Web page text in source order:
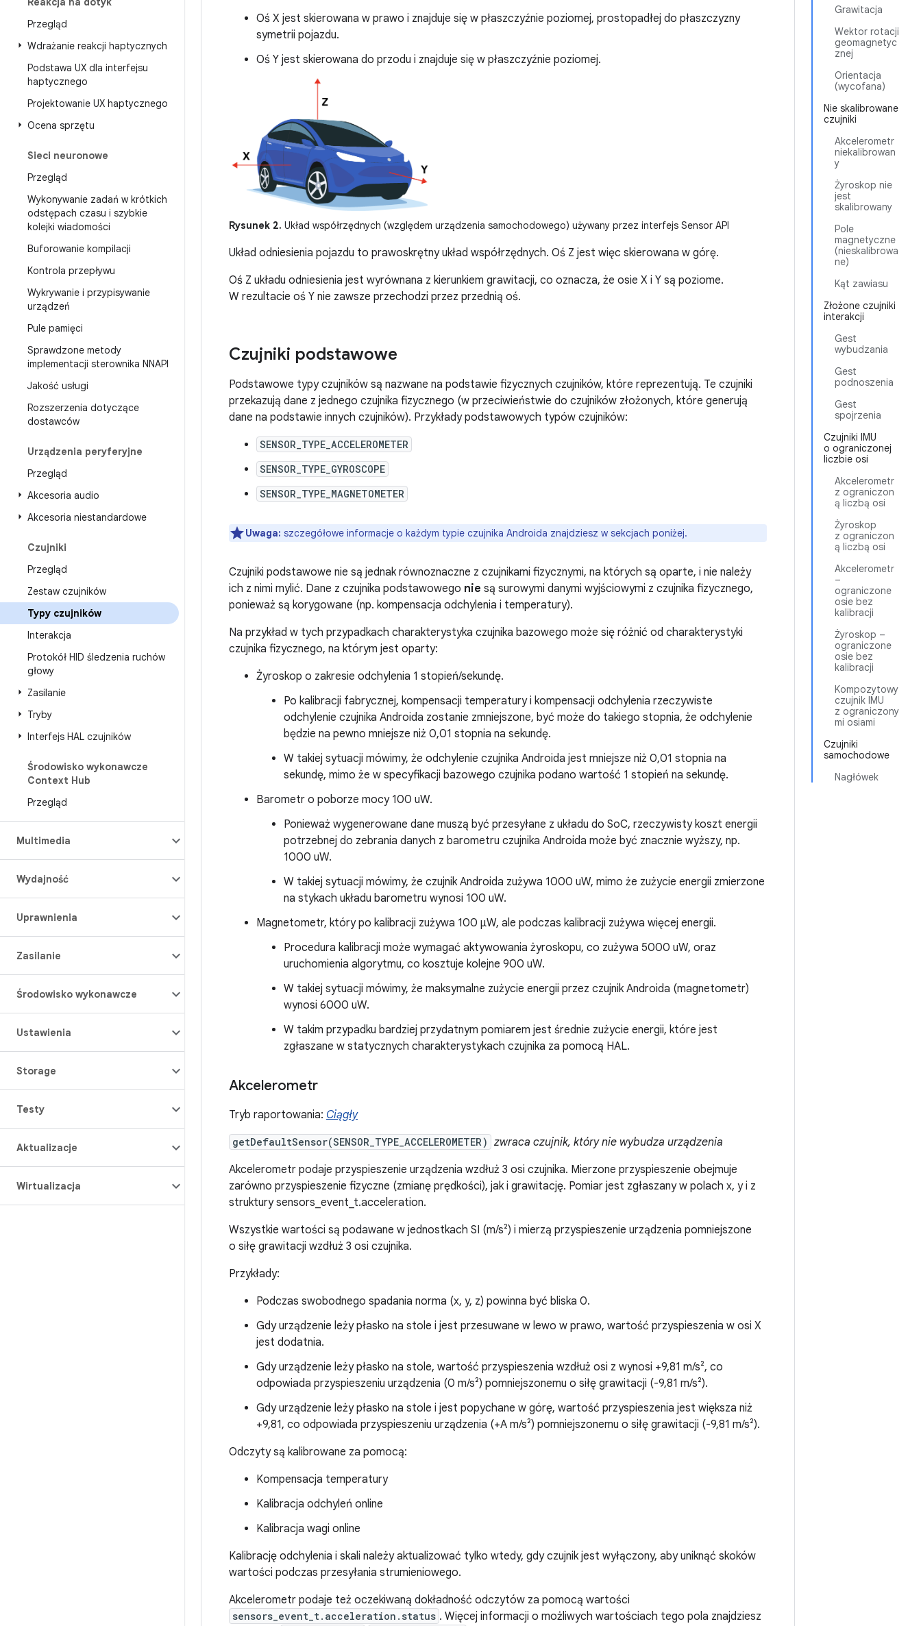
Przegląd
Wdrażanie reakcji haptycznych
Podstawa UX dla interfejsu
haptycznego
Projektowanie UX haptycznego
Ocena sprzętu
Sieci neuronowe
Przegląd
Wykonywanie zadań w krótkich
odstępach czasu i szybkie
kolejki wiadomości
Buforowanie kompilacji
Kontrola przepływu
Wykrywanie i przypisywanie
urządzeń
Pule pamięci
Sprawdzone metody
implementacji sterownika NNAPI
Jakość usługi
Rozszerzenia dotyczące
dostawców
Urządzenia peryferyjne
Przegląd
Akcesoria audio
Akcesoria niestandardowe
Czujniki
Przegląd
Zestaw czujników
Typy czujników
Interakcja
Protokół HID śledzenia ruchów
głowy
Zasilanie
Tryby
Interfejs HAL czujników
Środowisko wykonawcze
Context Hub
Przegląd
Multimedia
Wydajność
Uprawnienia
Zasilanie
Środowisko wykonawcze
Ustawienia
Storage
Testy
Aktualizacje
Wirtualizacja
Grawitacja
Wektor rotacji
geomagnetyc
znej
Orientacja
(wycofana)
Nie skalibrowane
czujniki
Akcelerometr
niekalibrowan
y
Żyroskop nie
jest
skalibrowany
Pole
magnetyczne
(nieskalibrowa
ne)
Kąt zawiasu
Złożone czujniki
interakcji
Gest
wybudzania
Gest
podnoszenia
Gest
spojrzenia
Czujniki IMU
o ograniczonej
liczbie osi
Akcelerometr
z ograniczon
ą liczbą osi
Żyroskop
z ograniczon
ą liczbą osi
Akcelerometr
–
ograniczone
osie bez
kalibracji
Żyroskop –
ograniczone
osie bez
kalibracji
Kompozytowy
czujnik IMU
z ograniczony
mi osiami
Czujniki
samochodowe
Nagłówek
Oś X jest skierowana w prawo i znajduje się w płaszczyźnie poziomej, prostopadłej do płaszczyzny
symetrii pojazdu.
Oś Y jest skierowana do przodu i znajduje się w płaszczyźnie poziomej.
Rysunek 2. Układ współrzędnych (względem urządzenia samochodowego) używany przez interfejs Sensor API
Układ odniesienia pojazdu to prawoskrętny układ współrzędnych. Oś Z jest więc skierowana w górę.
Oś Z układu odniesienia jest wyrównana z kierunkiem grawitacji, co oznacza, że osie X i Y są poziome.
W rezultacie oś Y nie zawsze przechodzi przez przednią oś.
Czujniki podstawowe
Podstawowe typy czujników są nazwane na podstawie fizycznych czujników, które reprezentują. Te czujniki
przekazują dane z jednego czujnika fizycznego (w przeciwieństwie do czujników złożonych, które generują
dane na podstawie innych czujników). Przykłady podstawowych typów czujników:
SENSOR_TYPE_ACCELEROMETER
SENSOR_TYPE_GYROSCOPE
SENSOR_TYPE_MAGNETOMETER
Uwaga: szczegółowe informacje o każdym typie czujnika Androida znajdziesz w sekcjach poniżej.
Czujniki podstawowe nie są jednak równoznaczne z czujnikami fizycznymi, na których są oparte, i nie należy
ich z nimi mylić. Dane z czujnika podstawowego nie są surowymi danymi wyjściowymi z czujnika fizycznego,
ponieważ są korygowane (np. kompensacja odchylenia i temperatury).
Na przykład w tych przypadkach charakterystyka czujnika bazowego może się różnić od charakterystyki
czujnika fizycznego, na którym jest oparty:
Żyroskop o zakresie odchylenia 1 stopień/sekundę.
Po kalibracji fabrycznej, kompensacji temperatury i kompensacji odchylenia rzeczywiste
odchylenie czujnika Androida zostanie zmniejszone, być może do takiego stopnia, że odchylenie
będzie na pewno mniejsze niż 0,01 stopnia na sekundę.
W takiej sytuacji mówimy, że odchylenie czujnika Androida jest mniejsze niż 0,01 stopnia na
sekundę, mimo że w specyfikacji bazowego czujnika podano wartość 1 stopień na sekundę.
Barometr o poborze mocy 100 uW.
Ponieważ wygenerowane dane muszą być przesyłane z układu do SoC, rzeczywisty koszt energii
potrzebnej do zebrania danych z barometru czujnika Androida może być znacznie wyższy, np.
1000 uW.
W takiej sytuacji mówimy, że czujnik Androida zużywa 1000 uW, mimo że zużycie energii zmierzone
na stykach układu barometru wynosi 100 uW.
Magnetometr, który po kalibracji zużywa 100 μW, ale podczas kalibracji zużywa więcej energii.
Procedura kalibracji może wymagać aktywowania żyroskopu, co zużywa 5000 uW, oraz
uruchomienia algorytmu, co kosztuje kolejne 900 uW.
W takiej sytuacji mówimy, że maksymalne zużycie energii przez czujnik Androida (magnetometr)
wynosi 6000 uW.
W takim przypadku bardziej przydatnym pomiarem jest średnie zużycie energii, które jest
zgłaszane w statycznych charakterystykach czujnika za pomocą HAL.
Akcelerometr
Tryb raportowania: Ciągły
getDefaultSensor(SENSOR_TYPE_ACCELEROMETER) zwraca czujnik, który nie wybudza urządzenia
Akcelerometr podaje przyspieszenie urządzenia wzdłuż 3 osi czujnika. Mierzone przyspieszenie obejmuje
zarówno przyspieszenie fizyczne (zmianę prędkości), jak i grawitację. Pomiar jest zgłaszany w polach x, y i z
struktury sensors_event_t.acceleration.
Wszystkie wartości są podawane w jednostkach SI (m/s²) i mierzą przyspieszenie urządzenia pomniejszone
o siłę grawitacji wzdłuż 3 osi czujnika.
Przykłady:
Podczas swobodnego spadania norma (x, y, z) powinna być bliska 0.
Gdy urządzenie leży płasko na stole i jest przesuwane w lewo w prawo, wartość przyspieszenia w osi X
jest dodatnia.
Gdy urządzenie leży płasko na stole, wartość przyspieszenia wzdłuż osi z wynosi +9,81 m/s², co
odpowiada przyspieszeniu urządzenia (0 m/s²) pomniejszonemu o siłę grawitacji (-9,81 m/s²).
Gdy urządzenie leży płasko na stole i jest popychane w górę, wartość przyspieszenia jest większa niż
+9,81, co odpowiada przyspieszeniu urządzenia (+A m/s²) pomniejszonemu o siłę grawitacji (-9,81 m/s²).
Odczyty są kalibrowane za pomocą:
Kompensacja temperatury
Kalibracja odchyleń online
Kalibracja wagi online
Kalibrację odchylenia i skali należy aktualizować tylko wtedy, gdy czujnik jest wyłączony, aby uniknąć skoków
wartości podczas przesyłania strumieniowego.
Akcelerometr podaje też oczekiwaną dokładność odczytów za pomocą wartości
sensors_event_t.acceleration.status . Więcej informacji o możliwych wartościach tego pola znajdziesz